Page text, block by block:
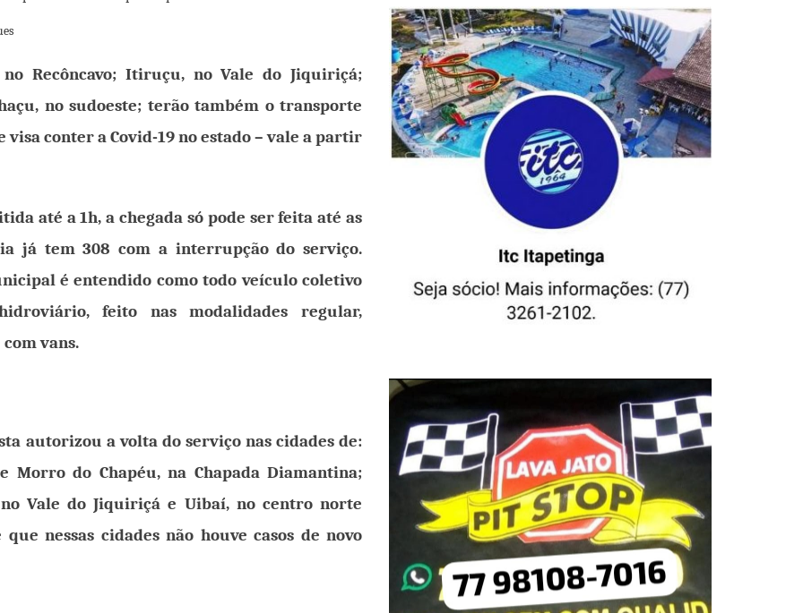
Recôncavo; Itiruçu, no Vale do Jiquiriçá;
no sudoeste; terão também o transporte
conter a Covid-19 no estado – vale a partir
até a 1h, a chegada só pode ser feita até as
já tem 308 com a interrupção do serviço.
é entendido como todo veículo coletivo
feito nas modalidades regular,
vans.
autorizou a volta do serviço nas cidades de:
Morro do Chapéu, na Chapada Diamantina;
Vale do Jiquiriçá e Uibaí, no centro norte
nessas cidades não houve casos de novo